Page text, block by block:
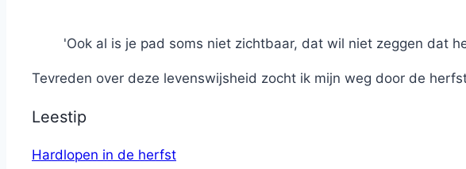
'Ook al is je pad soms niet zichtbaar, dat wil niet zeggen dat
Tevreden over deze levenswijsheid zocht ik mijn weg door de
Leestip
Hardlopen in de herfst